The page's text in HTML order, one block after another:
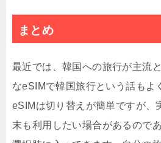
まとめ
最近では、韓国への旅行が主流
なeSIMで韓国旅行という話もよ
eSIMは切り替えが簡単ですが、
末も利用したい場合があるので